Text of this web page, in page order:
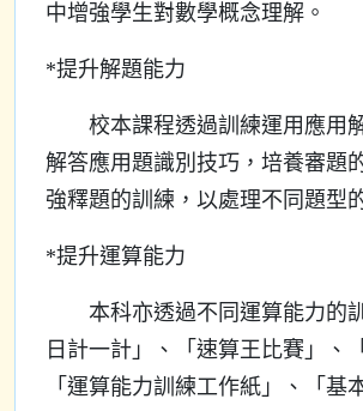
中增強學生對數學概念理解。
*提升解題能力
校本課程透過訓練運用應用
解答應用題識別技巧，培養審題
強釋題的訓練，以處理不同題型
*提升運算能力
本科亦透過不同運算能力的
日計一計」、「速算王比賽」、
「運算能力訓練工作紙」、「基